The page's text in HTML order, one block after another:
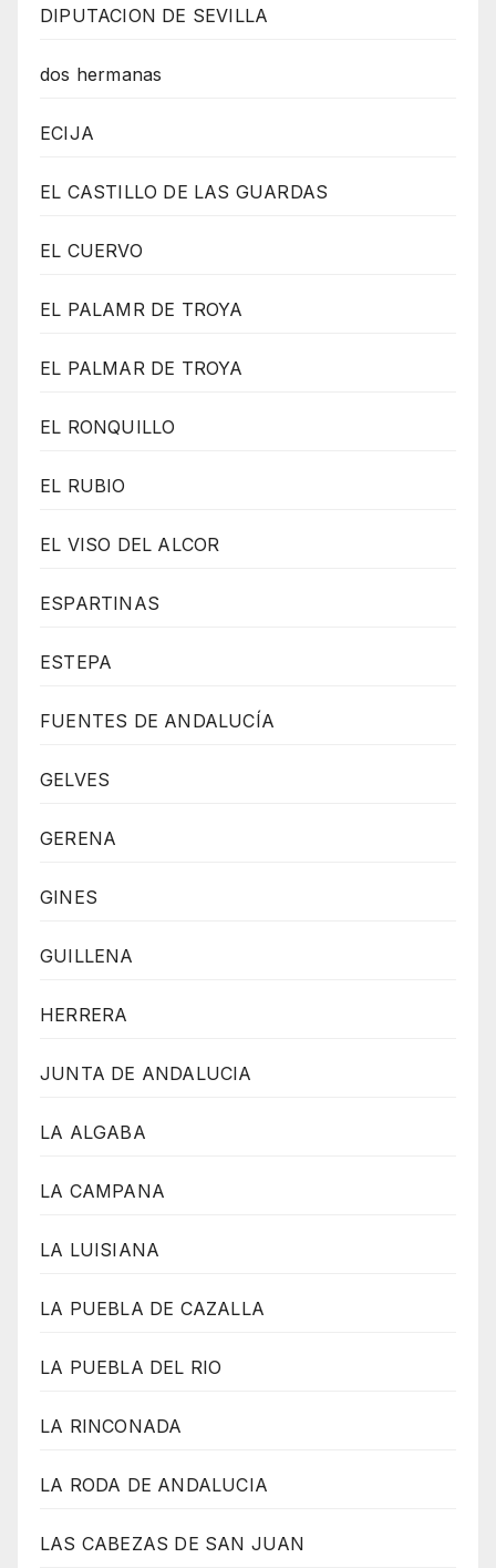
DIPUTACION DE SEVILLA
dos hermanas
ECIJA
EL CASTILLO DE LAS GUARDAS
EL CUERVO
EL PALAMR DE TROYA
EL PALMAR DE TROYA
EL RONQUILLO
EL RUBIO
EL VISO DEL ALCOR
ESPARTINAS
ESTEPA
FUENTES DE ANDALUCÍA
GELVES
GERENA
GINES
GUILLENA
HERRERA
JUNTA DE ANDALUCIA
LA ALGABA
LA CAMPANA
LA LUISIANA
LA PUEBLA DE CAZALLA
LA PUEBLA DEL RIO
LA RINCONADA
LA RODA DE ANDALUCIA
LAS CABEZAS DE SAN JUAN